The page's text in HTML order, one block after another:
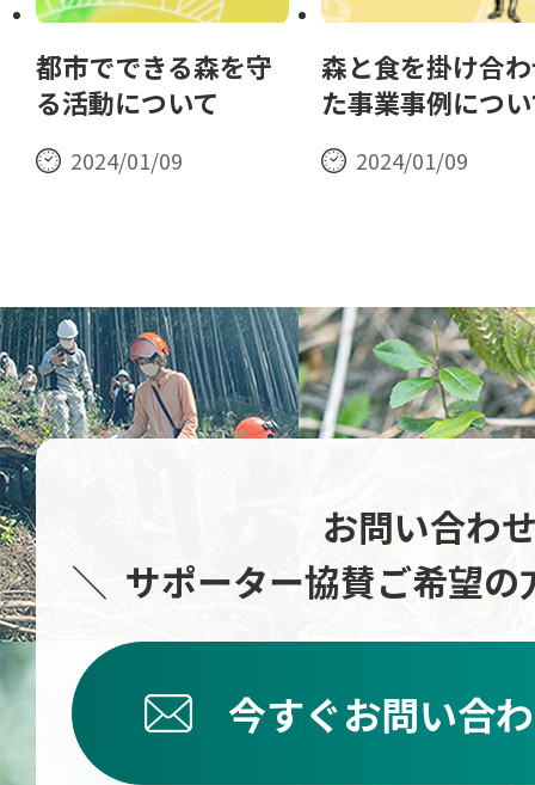
都市でできる森を守
る活動について
2024/01/09
森と食を掛け合
た事業事例につ
2024/01/09
お問い合わ
サポーター協賛ご希望
今すぐお問い合